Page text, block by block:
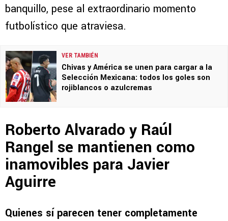
banquillo, pese al extraordinario momento
futbolístico que atraviesa.
VER TAMBIÉN
Chivas y América se unen para cargar a la
Selección Mexicana: todos los goles son
rojiblancos o azulcremas
Roberto Alvarado y Raúl
Rangel se mantienen como
inamovibles para Javier
Aguirre
Quienes sí parecen tener completamente